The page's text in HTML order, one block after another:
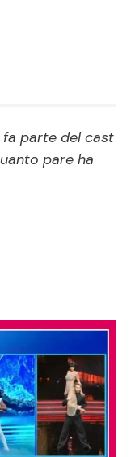
e Ricette
di Cucina
fa parte del cast
pare ha